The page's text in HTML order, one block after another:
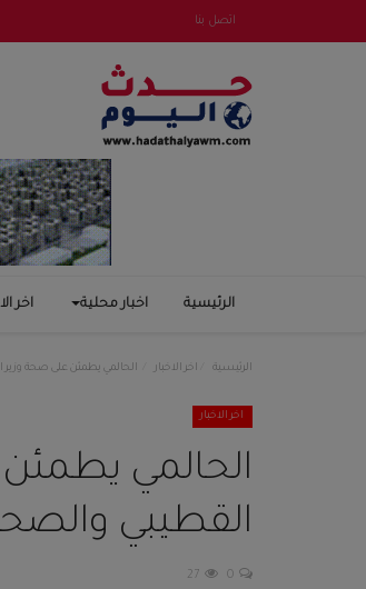
اتصل بنا
الرئيسية اخبار محلية اخر
الرئيسية اخر الاخبار الحالمي يطمئن على صحة وزير
اخر الاخبار
الحالمي
القطيبي
0
27